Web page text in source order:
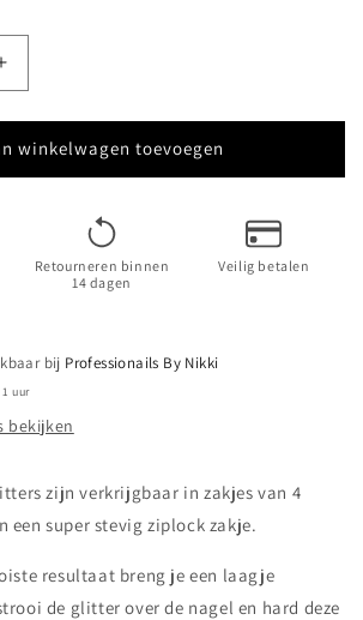
Aantal
verhogen
voor
Chameleon
Vineyard
winkelwagen toevoegen
Retourneren binnen
14 dagen
Veilig betalen
bij Professionails By Nikki
uur
bekijken
zijn verkrijgbaar in zakjes van 4
een super stevig ziplock zakje.
resultaat breng je een laagje
de glitter over de nagel en hard deze